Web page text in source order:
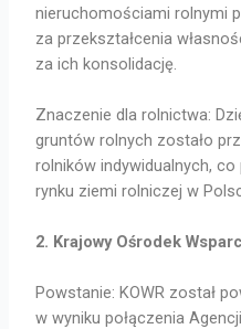
nieruchomościami rolnymi
za przekształcenia
za ich konsolidację.
Znaczenie dla rolnictwa:
gruntów rolnych zostało
rolników indywidualnych,
rynku ziemi rolniczej w
2. Krajowy Ośrodek
Powstanie: KOWR został
w wyniku połączenia